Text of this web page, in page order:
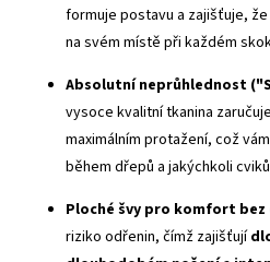
formuje postavu a zajišťuje, že
na svém místě při každém
Absolutní neprůhlednost ("
vysoce kvalitní tkanina zaručuje
maximálním protažení, což
během dřepů a jakýchkoli
Ploché švy pro komfort bez
riziko odřenin, čímž zajišťují